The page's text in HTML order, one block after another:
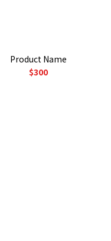
Product Name
$300